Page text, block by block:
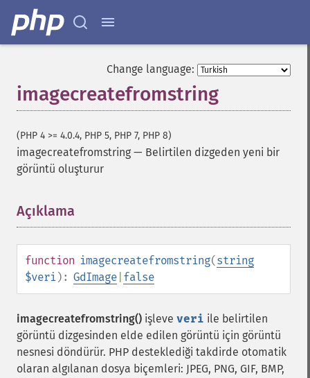
Change language:
imagecreatefromstring
(PHP 4 >= 4.0.4, PHP 5, PHP 7, PHP 8)
imagecreatefromstring — Belirtilen dizgeden yeni bir
görüntü oluşturur
Açıklama
function imagecreatefromstring(string
$veri): GdImage false
imagecreatefromstring() işleve veri ile belirtilen
görüntü dizgesinden elde edilen görüntü için görüntü
nesnesi döndürür. PHP desteklediği takdirde otomatik
olaran algılanan dosya biçemleri: JPEG, PNG, GIF, BMP,